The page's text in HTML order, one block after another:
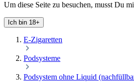
Um diese Seite zu besuchen, musst Du
Ich bin 18+
E-Zigaretten
Podsysteme
Podsystem ohne Liquid